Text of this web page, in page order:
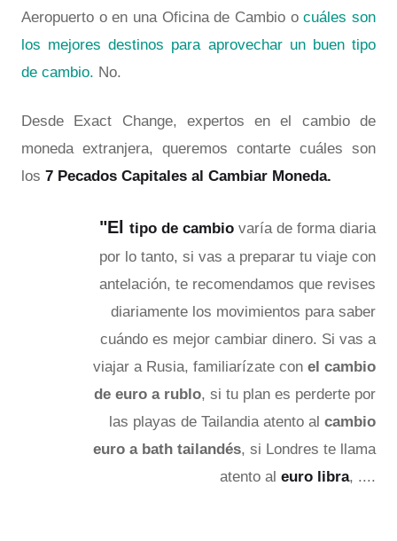
Aeropuerto o en una Oficina de Cambio o cuáles son
los mejores destinos para aprovechar un buen tipo
de cambio. No.
Desde Exact Change, expertos en el cambio de
moneda extranjera, queremos contarte cuáles son
los 7 Pecados Capitales al Cambiar Moneda.
"El tipo de cambio varía de forma diaria
por lo tanto, si vas a preparar tu viaje con
antelación, te recomendamos que revises
diariamente los movimientos para saber
cuándo es mejor cambiar dinero. Si vas a
viajar a Rusia, familiarízate con el cambio
de euro a rublo, si tu plan es perderte por
las playas de Tailandia atento al cambio
euro a bath tailandés, si Londres te llama
atento al euro libra, ....